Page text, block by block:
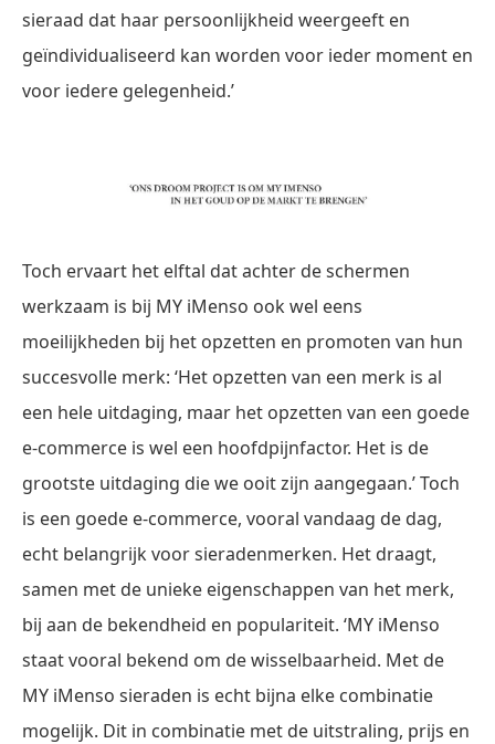
sieraad dat haar persoonlijkheid weergeeft en
geïndividualiseerd kan worden voor ieder moment en
voor iedere gelegenheid.’
Toch ervaart het elftal dat achter de schermen
werkzaam is bij MY iMenso ook wel eens
moeilijkheden bij het opzetten en promoten van hun
succesvolle merk: ‘Het opzetten van een merk is al
een hele uitdaging, maar het opzetten van een goede
e-commerce is wel een hoofdpijnfactor. Het is de
grootste uitdaging die we ooit zijn aangegaan.’ Toch
is een goede e-commerce, vooral vandaag de dag,
echt belangrijk voor sieradenmerken. Het draagt,
samen met de unieke eigenschappen van het merk,
bij aan de bekendheid en populariteit. ‘MY iMenso
staat vooral bekend om de wisselbaarheid. Met de
MY iMenso sieraden is echt bijna elke combinatie
mogelijk. Dit in combinatie met de uitstraling, prijs en